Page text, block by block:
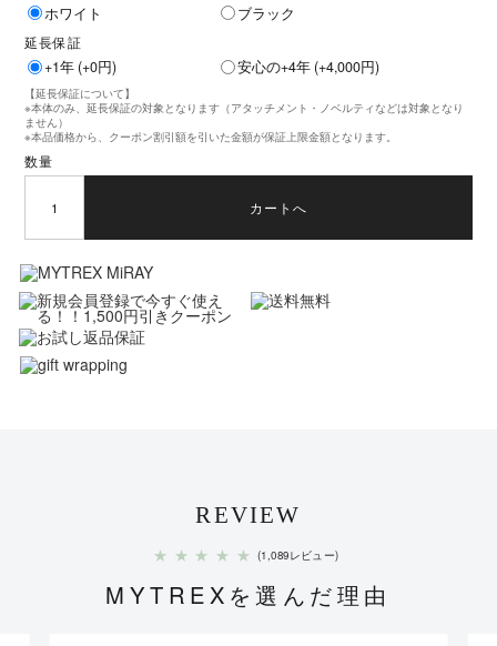
ホワイト ブラック
延長保証
+1年 (+0円) 安心の+4年 (+4,000円)
【延長保証について】
※本体のみ、延長保証の対象となります（アタッチメント・ノベルティなどは対象となり
ません）
※本品価格から、クーポン割引額を引いた金額が保証上限金額となります。
数量
カートへ
REVIEW
★ ★ ★ ★ ★ (1,089レビュー)
MYTREXを選んだ理由